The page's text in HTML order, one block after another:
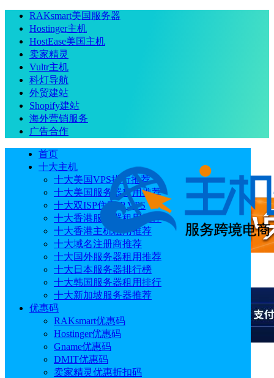
RAKsmart美国服务器
Hostinger主机
HostEase美国主机
卖家精灵
Vultr主机
科灯导航
外贸建站
Shopify建站
海外营销服务
广告合作
首页
十大主机
十大美国VPS排行推荐
十大美国服务器租用推荐
十大双ISP住宅IP VPS
十大香港服务器租用推荐
十大香港主机租用推荐
十大域名注册商推荐
十大国外服务器租用推荐
十大日本服务器排行榜
十大韩国服务器租用排行
十大新加坡服务器推荐
优惠码
RAKsmart优惠码
Hostinger优惠码
Gname优惠码
DMIT优惠码
卖家精灵优惠折扣码